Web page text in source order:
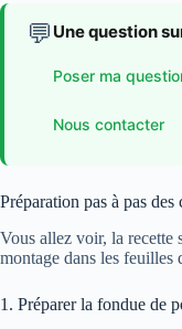
💬 Une question
Poser ma
Nous contacter
Préparation pas à pas
Vous allez voir, la recette
montage dans les feuilles
1. Préparer la fondue de